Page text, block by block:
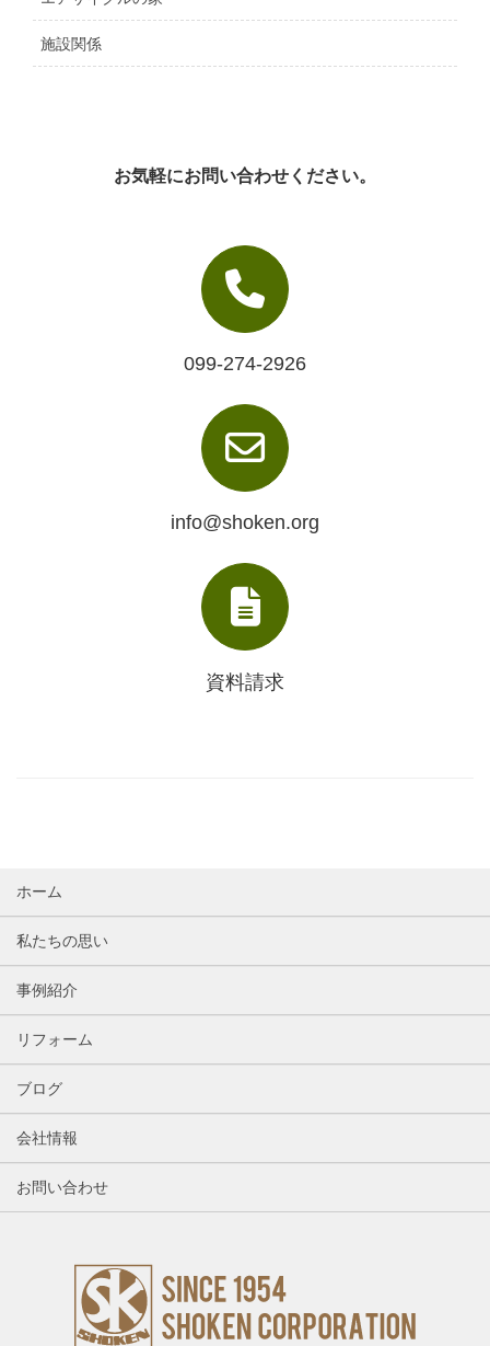
施設関係
お気軽にお問い合わせください。
099-274-2926
info@shoken.org
資料請求
ホーム
私たちの思い
事例紹介
リフォーム
ブログ
会社情報
お問い合わせ